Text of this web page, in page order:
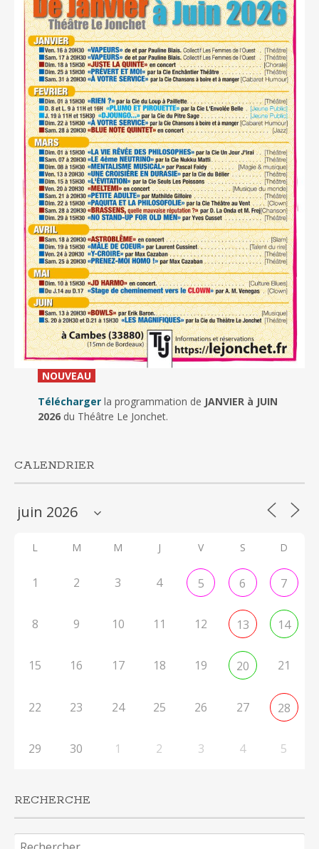
NOUVEAU_
Télécharger la programmation de JANVIER à JUIN
2026du Théâtre Le Jonchet.
CALENDRIER
L M M J V S D
1 2 3 4 5 6 7
8 9 10 11 12 13 14
15 16 17 18 19 20 21
22 23 24 25 26 27 28
29 30 1 2 3 4 5
RECHERCHE
Rechercher :